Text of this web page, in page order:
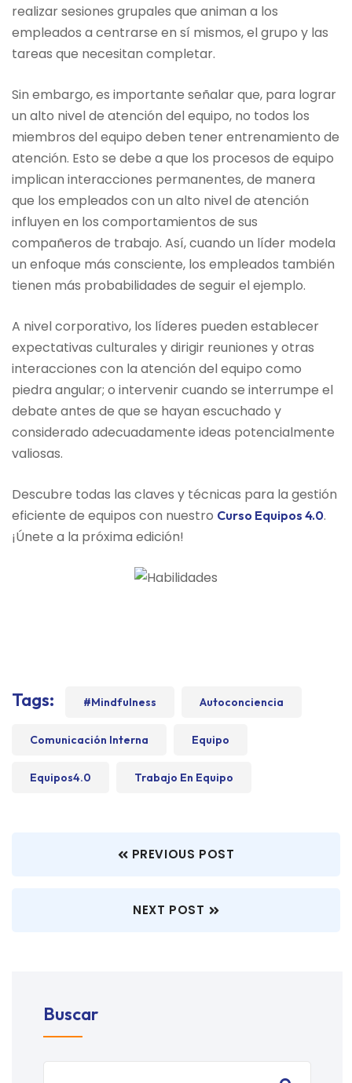
realizar sesiones grupales que animan a los
empleados a centrarse en sí mismos, el grupo y las
tareas que necesitan completar.
Sin embargo, es importante señalar que, para lograr
un alto nivel de atención del equipo, no todos los
miembros del equipo deben tener entrenamiento de
atención. Esto se debe a que los procesos de equipo
implican interacciones permanentes, de manera
que los empleados con un alto nivel de atención
influyen en los comportamientos de sus
compañeros de trabajo. Así, cuando un líder modela
un enfoque más consciente, los empleados también
tienen más probabilidades de seguir el ejemplo.
A nivel corporativo, los líderes pueden establecer
expectativas culturales y dirigir reuniones y otras
interacciones con la atención del equipo como
piedra angular; o intervenir cuando se interrumpe el
debate antes de que se hayan escuchado y
considerado adecuadamente ideas potencialmente
valiosas.
Descubre todas las claves y técnicas para la gestión
eficiente de equipos con nuestro Curso Equipos 4.0.
¡Únete a la próxima edición!
Tags: #mindfulness Autoconciencia
Comunicación Interna Equipo
Equipos4.0 Trabajo En Equipo
PREVIOUS POST
NEXT POST
Buscar